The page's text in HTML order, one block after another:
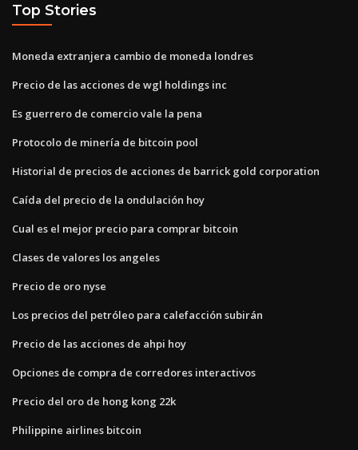
Top Stories
Moneda extranjera cambio de moneda londres
Precio de las acciones de wgl holdings inc
Es guerrero de comercio vale la pena
Protocolo de minería de bitcoin pool
Historial de precios de acciones de barrick gold corporation
Caída del precio de la ondulación hoy
Cual es el mejor precio para comprar bitcoin
Clases de valores los angeles
Precio de oro nyse
Los precios del petróleo para calefacción subirán
Precio de las acciones de ahpi hoy
Opciones de compra de corredores interactivos
Precio del oro de hong kong 22k
Philippine airlines bitcoin